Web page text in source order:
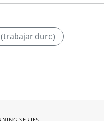
(trabajar duro)
SERIES